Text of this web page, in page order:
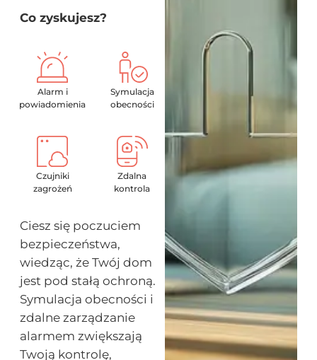
Co zyskujesz?
Alarm i
powiadomienia
Symulacja
obecności
Czujniki
zagrożeń
Zdalna
kontrola
Ciesz się poczuciem
bezpieczeństwa,
wiedząc, że Twój dom
jest pod stałą ochroną.
Symulacja obecności i
zdalne zarządzanie
alarmem zwiększają
Twoją kontrolę,